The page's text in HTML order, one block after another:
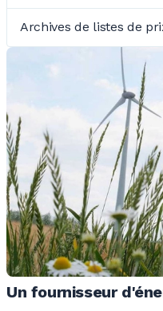
Archives de listes de
Un fournisseur